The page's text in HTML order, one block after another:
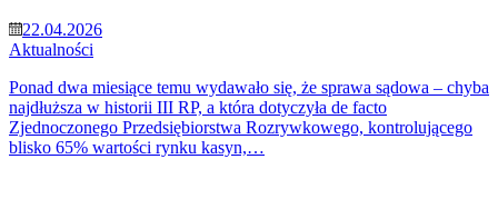
22.04.2026
Aktualności
Ponad dwa miesiące temu wydawało się, że sprawa sądowa – chyba
najdłuższa w historii III RP, a która dotyczyła de facto
Zjednoczonego Przedsiębiorstwa Rozrywkowego, kontrolującego
blisko 65% wartości rynku kasyn,…